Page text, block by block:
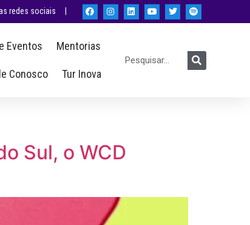
redes sociais |
Eventos Mentorias
Conosco Tur Inova
Sul, o WCD